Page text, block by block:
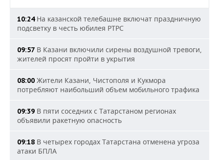
10:24На казанской телебашне включат праздничную
подсветку в честь юбилея РТРС
09:57 В Казани включили сирены воздушной тревоги,
жителей просят пройти в укрытия
08:00 Жители Казани, Чистополя и Кукмора
потребляют наибольший объем мобильного трафика
09:39 В пяти соседних с Татарстаном регионах
объявили ракетную опасность
09:18 В четырех городах Татарстана отменена угроза
атаки БПЛА